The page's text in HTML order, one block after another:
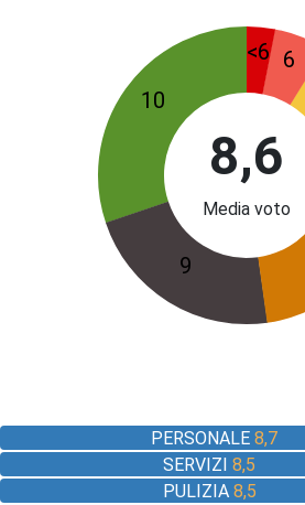
8,6
Media voto
<6 6
9
10
PERSONALE8,7
SERVIZI8,5
PULIZIA 8,5